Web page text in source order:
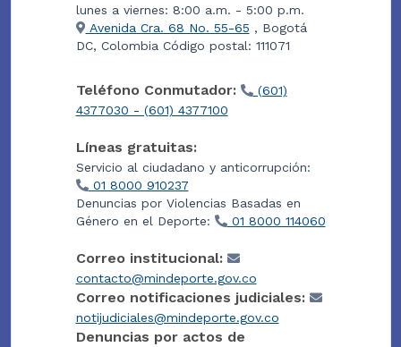
lunes a viernes: 8:00 a.m. - 5:00 p.m.
Avenida Cra. 68 No. 55-65 , Bogotá
DC, Colombia Código postal: 111071
Teléfono Conmutador:
(601)
4377030 - (601) 4377100
Líneas gratuitas:
Servicio al ciudadano y anticorrupción:
01 8000 910237
Denuncias por Violencias Basadas en
Género en el Deporte:
01 8000 114060
Correo institucional:
contacto@mindeporte.gov.co
Correo notificaciones judiciales:
notijudiciales@mindeporte.gov.co
Denuncias por actos de